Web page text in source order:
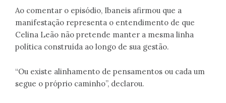
Ao comentar o episódio, Ibaneis afirmou que a
manifestação representa o entendimento de que
Celina Leão não pretende manter a mesma linha
política construída ao longo de sua gestão.
“Ou existe alinhamento de pensamentos ou cada um
segue o próprio caminho”, declarou.